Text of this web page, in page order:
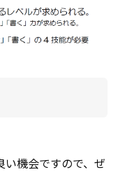
機会ですので、ぜ